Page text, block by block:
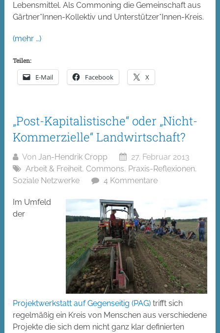
Lebensmittel. Als Commoning die Gemeinschaft aus
Gärtner*Innen-Kollektiv und Unterstützer*Innen-Kreis.
(mehr …)
Teilen:
E-Mail Facebook X
„Post-Kapitalistische“ oder „Nicht-
Kommerzielle“ Landwirtschaft?
VonJan-Hendrik Cropp
27. Februar 2013
Arbeit & Freiheit,Commons, Praxis-Reflexionen,
Soziale Netzwerke
4 Kommentare
Im Umfeld
der
Projektwerkstatt auf Gegenseitig (PAG) trifft sich
regelmäßig ein Kreis von Menschen aus verschiedene
Projekte die sich dem nicht ganz klar definierten